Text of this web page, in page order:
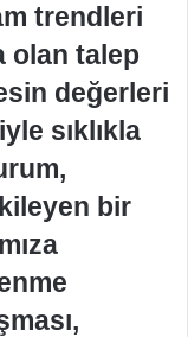
trendleri
olan talep
değerleri
sıklıkla
bir